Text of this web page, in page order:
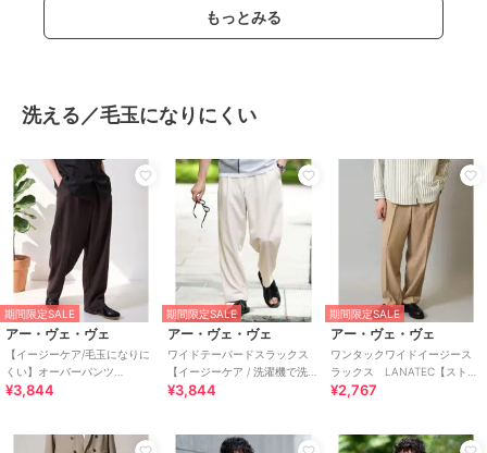
もっとみる
洗える／毛玉になりにくい
期間限定SALE
アー・ヴェ・ヴェ
【イージーケア/毛玉になりに
くい】オーバーパンツ
LANATEC【洗濯機で洗える】
¥3,844
期間限定SALE
アー・ヴェ・ヴェ
ワイドテーパードスラックス
【イージーケア / 洗濯機で洗え
る / 速乾 / 毛玉になりにくい /
¥3,844
期間限定SALE
アー・ヴェ・ヴェ
ワンタックワイドイージース
ラックス LANATEC【ストレ
ッチ/洗濯機で洗える/イージー
¥2,767